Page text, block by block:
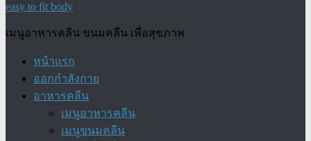
easy to fit body
เมนูอาหารคลีน ขนมคลีน เพื่อสุขภาพ
หน้าแรก
ออกกำลังกาย
อาหารคลีน
เมนูอาหารคลีน
เมนูขนมคลีน